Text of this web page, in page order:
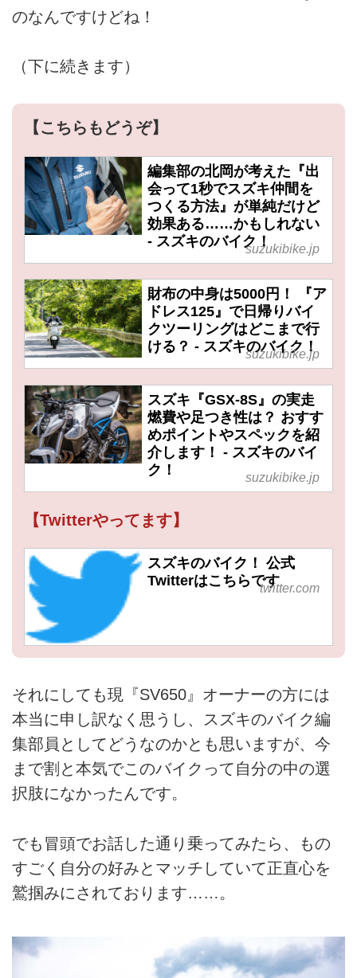
のなんですけどね！
（下に続きます）
【こちらもどうぞ】
編集部の北岡が考えた『出
会って1秒でスズキ仲間を
つくる方法』が単純だけど
効果ある……かもしれない
- スズキのバイク！suzukibike.jp
財布の中身は5000円！ 『ア
ドレス125』で日帰りバイ
クツーリングはどこまで行
ける？ - スズキのバイク！
suzukibike.jp
スズキ『GSX-8S』の実走
燃費や足つき性は？ おすす
めポイントやスペックを紹
介します！ - スズキのバイ
ク！
suzukibike.jp
【Twitterやってます】
スズキのバイク！ 公式
Twitterはこちらですtwitter.com
それにしても現『SV650』オーナーの方には
本当に申し訳なく思うし、スズキのバイク編
集部員としてどうなのかとも思いますが、今
まで割と本気でこのバイクって自分の中の選
択肢になかったんです。
でも冒頭でお話した通り乗ってみたら、もの
すごく自分の好みとマッチしていて正直心を
鷲掴みにされております……。